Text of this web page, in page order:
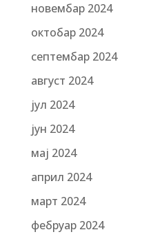
новембар 2024
октобар 2024
септембар 2024
август 2024
јул 2024
јун 2024
мај 2024
април 2024
март 2024
фебруар 2024